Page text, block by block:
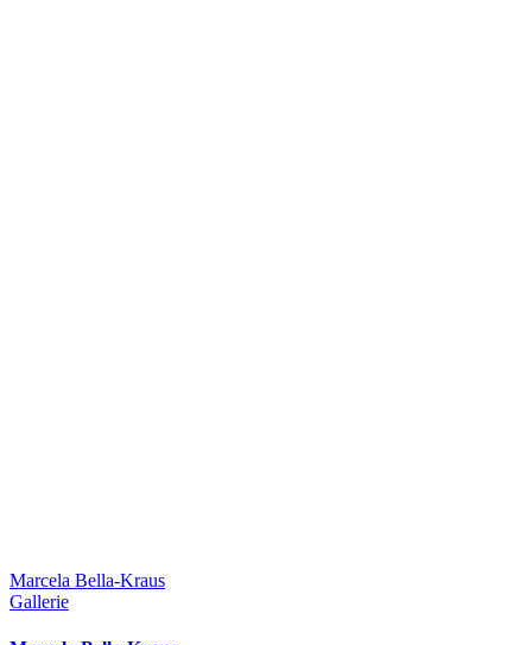
Marcela Bella-Kraus
Gallerie